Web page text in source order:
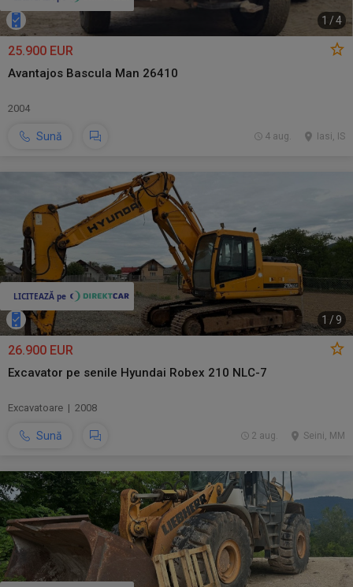
1 /4
25.900 EUR
Avantajos Bascula Man 26410
2004
Sună Iasi, IS
4 aug.
1 /9
26.900 EUR
Excavator pe senile Hyundai Robex 210 NLC-7
Excavatoare | 2008
Sună Seini, MM
2 aug.